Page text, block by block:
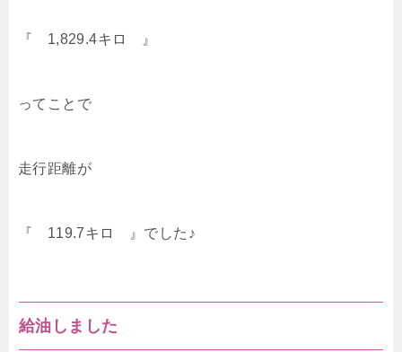
『 1,829.4キロ 』
ってことで
走行距離が
『 119.7キロ 』でした♪
給油しました